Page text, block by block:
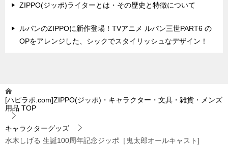
ZIPPO(ジッポ)ライターとは・その歴史と特徴について
ルパンのZIPPOに新作登場！TVアニメ ルパン三世PART6 の
OPをアレンジした、シックでスタイリッシュなデザイン！
[ハピラボ.com]ZIPPO(ジッポ)・キャラクター・文具・雑貨・メンズ
用品 TOP
キャラクターグッズ
水木しげる 生誕100周年記念ジッポ［鬼太郎オールキャスト]